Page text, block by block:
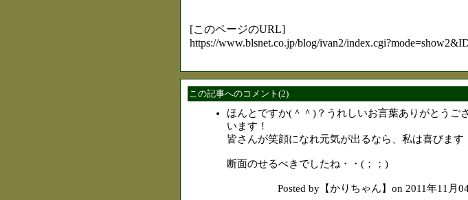
[このページのURL]
https://www.blsnet.co.jp/blog/ivan2/
この記事へのコメント(2)
ほんとですか(＾＾)？うれしいお言葉ありがとうご
います！
皆さんが笑顔になれ元気が出るなら、私は喜びます
断面のせるべきでしたね・・(；；)
Posted by【かりちゃん】on 2011年11月